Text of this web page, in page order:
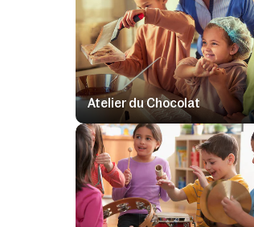
Atelier du Chocolat